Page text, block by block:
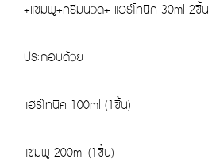
+แชมพู+ครีมนวด+ แฮร์โทนิค 30ml 2ชิ้น
ประกอบด้วย
แฮร์โทนิค 100ml (1ชิ้น)
แชมพู 200ml (1ชิ้น)